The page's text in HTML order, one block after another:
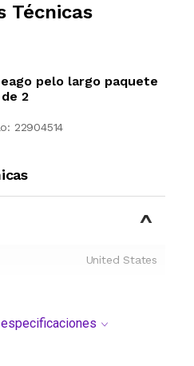
Técnicas
pelo largo paquete
de 2
22904514
United States